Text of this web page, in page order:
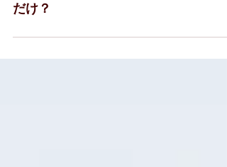
「断捨離」が成功するのはA型